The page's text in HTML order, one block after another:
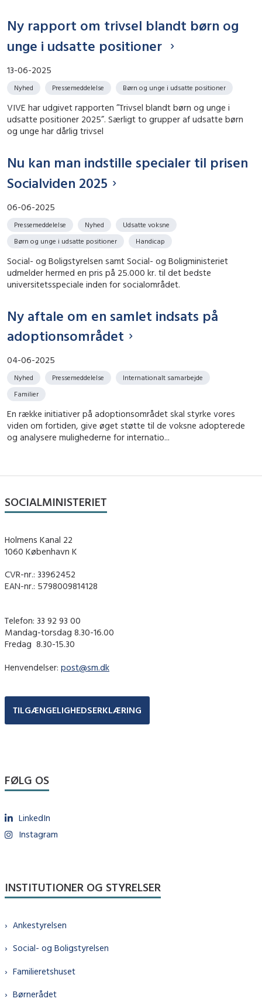
Ny rapport om trivsel blandt børn og
unge i udsatte positioner
13-06-2025
Nyhed Pressemeddelelse Børn og unge i udsatte positioner
VIVE har udgivet rapporten ”Trivsel blandt børn og unge i
udsatte positioner 2025”. Særligt to grupper af udsatte børn
og unge har dårlig trivsel
Nu kan man indstille specialer til prisen
Socialviden 2025
06-06-2025
Pressemeddelelse Nyhed
Udsatte voksne
Børn og unge i udsatte positioner
Handicap
Social- og Boligstyrelsen samt Social- og Boligministeriet
udmelder hermed en pris på 25.000 kr. til det bedste
universitetsspeciale inden for socialområdet.
Ny aftale om en samlet indsats på
adoptionsområdet
04-06-2025
Nyhed Pressemeddelelse
Internationalt samarbejde
Familier
En række initiativer på adoptionsområdet skal styrke vores
viden om fortiden, give øget støtte til de voksne adopterede
og analysere mulighederne for internatio...
SOCIALMINISTERIET
Holmens Kanal 22
1060 København K
CVR-nr.: 33962452
EAN-nr.: 5798009814128
Telefon: 33 92 93 00
Mandag-torsdag 8.30-16.00
Fredag ​ 8.30-15.30
Henvendelser: post@sm.dk
TILGÆNGELIGHEDSERKLÆRING
FØLG OS
LinkedIn
Instagram
INSTITUTIONER OG STYRELSER
Ankestyrelsen
Social- og Boligstyrelsen
Familieretshuset
Børnerådet